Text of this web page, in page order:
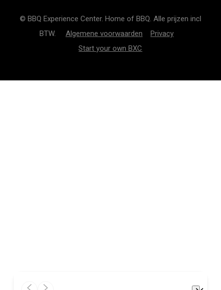
© BBQ Experience Center. Home of BBQ. Alle prijzen incl
BTW. Algemene voorwaarden
Privacy
Start your own BXC